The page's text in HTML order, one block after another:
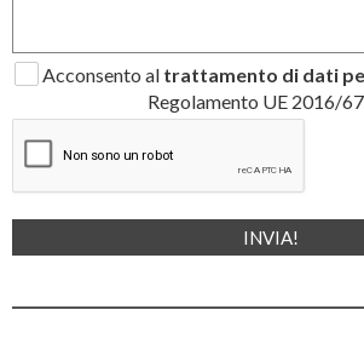
Acconsento al trattamento di dati
Regolamento UE 2016/